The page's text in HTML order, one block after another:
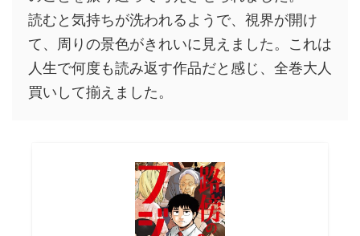
読むと気持ちが洗われるようで、視界が開け
て、周りの景色がきれいに見えました。これは
人生で何度も読み返す作品だと感じ、全巻大人
買いして揃えました。